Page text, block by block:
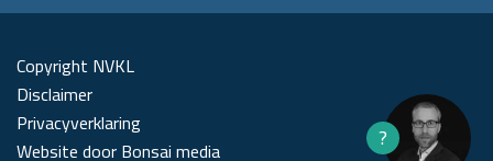
Copyright NVKL
Disclaimer
Privacyverklaring
Website door Bonsai media
?